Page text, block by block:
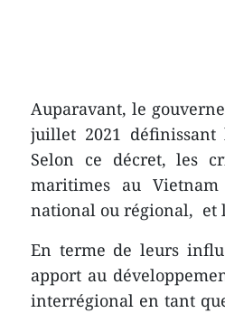
Auparavant, le
juillet 2021 définissant
Selon ce décret, les
maritimes au
national ou régional, et
En terme de leurs
apport au
interrégional en tant